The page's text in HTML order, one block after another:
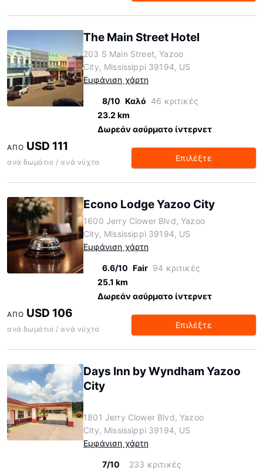
The Main Street Hotel
203 S Main Street, Yazoo
City, Mississippi 39194, US
Εμφάνιση χάρτη
8/10 Καλό 46 κριτικές
23.2 km
Δωρεάν ασύρματο ίντερνετ
ΑΠΌ USD 111
ανά δωμάτιο / ανά νύχτα Επιλέξτε
Econo Lodge Yazoo City
1600 Jerry Clower Blvd, Yazoo
City, Mississippi 39194, US
Εμφάνιση χάρτη
6.6/10 Fair 94 κριτικές
25.1 km
Δωρεάν ασύρματο ίντερνετ
ΑΠΌ USD 106
ανά δωμάτιο / ανά νύχτα Επιλέξτε
Days Inn by Wyndham Yazoo
City
1801 Jerry Clower Blvd, Yazoo
City, Mississippi 39194, US
Εμφάνιση χάρτη
7/10 233 κριτικές